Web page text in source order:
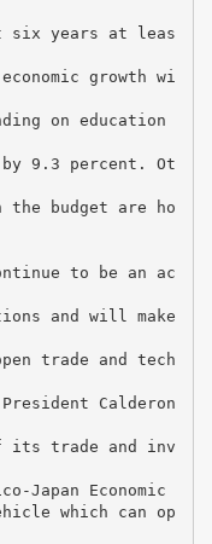
six years at leas
growth wi
on education
by 9.3 percent. Ot
budget are ho
to be an ac
and will make
trade and tech
Calderon
its trade and inv
Japan Economic
which can op